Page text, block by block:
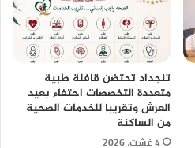
تنجداد تحتضن قافلة طبية
متعددة التخصصات احتفاء بعيد
العرش وتقريبا للخدمات الصحية
من الساكنة
4 غشت، 2026